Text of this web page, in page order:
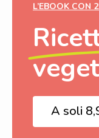
L’EBOOK CON
A soli